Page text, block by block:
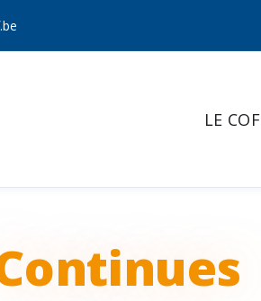
LE COF